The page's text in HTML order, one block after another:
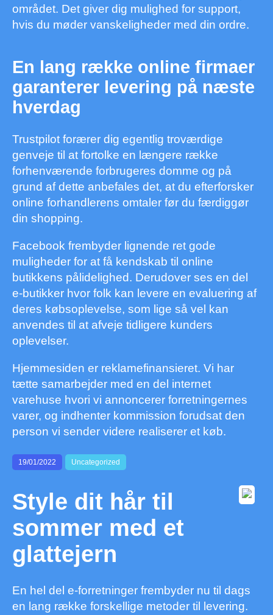
området. Det giver dig mulighed for support,
hvis du møder vanskeligheder med din ordre.
En lang række online firmaer
garanterer levering på næste
hverdag
Trustpilot forærer dig egentlig troværdige
genveje til at fortolke en længere række
forhenværende forbrugeres domme og på
grund af dette anbefales det, at du efterforsker
online forhandlerens omtaler før du færdiggør
din shopping.
Facebook frembyder lignende ret gode
muligheder for at få kendskab til online
butikkens pålidelighed. Derudover ses en del
e-butikker hvor folk kan levere en evaluering af
deres købsoplevelse, som lige så vel kan
anvendes til at afveje tidligere kunders
oplevelser.
Hjemmesiden er reklamefinansieret. Vi har
tætte samarbejder med en del internet
varehuse hvori vi annoncerer forretningernes
varer, og indhenter kommission forudsat den
person vi sender videre realiserer et køb.
19/01/2022 Uncategorized
Style dit hår til
sommer med et
glattejern
En hel del e-forretninger frembyder nu til dags
en lang række forskellige metoder til levering.